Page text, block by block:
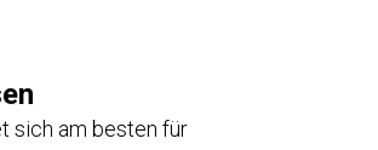
sich am besten für